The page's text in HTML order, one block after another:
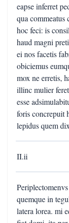
eapse inferret
qua commeatus
hoc feci: is
haud magni
ei nos facetis
obiciemus
mox ne erretis,
illinc mulier
esse
foris concrepuit
lepidus quem
II.ii
quemque in
latera lorea. mi